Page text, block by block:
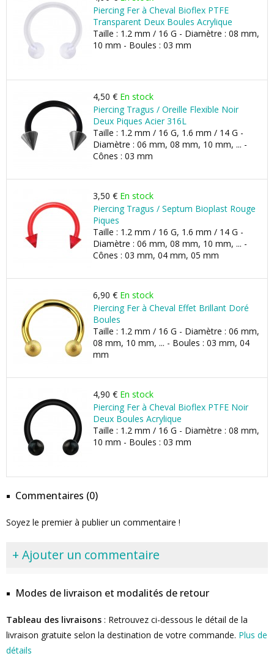
Piercing Fer à Cheval Bioflex PTFE
Transparent Deux Boules Acrylique
Taille : 1.2 mm / 16 G - Diamètre : 08 mm,
10 mm - Boules : 03 mm
4,50 € En stock
Piercing Tragus / Oreille Flexible Noir
Deux Piques Acier 316L
Taille : 1.2 mm / 16 G, 1.6 mm / 14 G -
Diamètre : 06 mm, 08 mm, 10 mm, ... -
Cônes : 03 mm
3,50 € En stock
Piercing Tragus / Septum Bioplast Rouge
Piques
Taille : 1.2 mm / 16 G, 1.6 mm / 14 G -
Diamètre : 06 mm, 08 mm, 10 mm, ... -
Cônes : 03 mm, 04 mm, 05 mm
6,90 € En stock
Piercing Fer à Cheval Effet Brillant Doré
Boules
Taille : 1.2 mm / 16 G - Diamètre : 06 mm,
08 mm, 10 mm, ... - Boules : 03 mm, 04
mm
4,90 € En stock
Piercing Fer à Cheval Bioflex PTFE Noir
Deux Boules Acrylique
Taille : 1.2 mm / 16 G - Diamètre : 08 mm,
10 mm - Boules : 03 mm
Commentaires (0)
Soyez le premier à publier un commentaire !
+ Ajouter un commentaire
Modes de livraison et modalités de retour
Tableau des livraisons : Retrouvez ci-dessous le détail de la
livraison gratuite selon la destination de votre commande. Plus de
détails